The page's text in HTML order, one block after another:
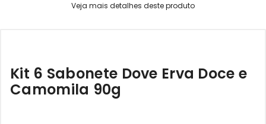
Kit 6 Sabonete Dove Erva Doce e
Camomila 90g